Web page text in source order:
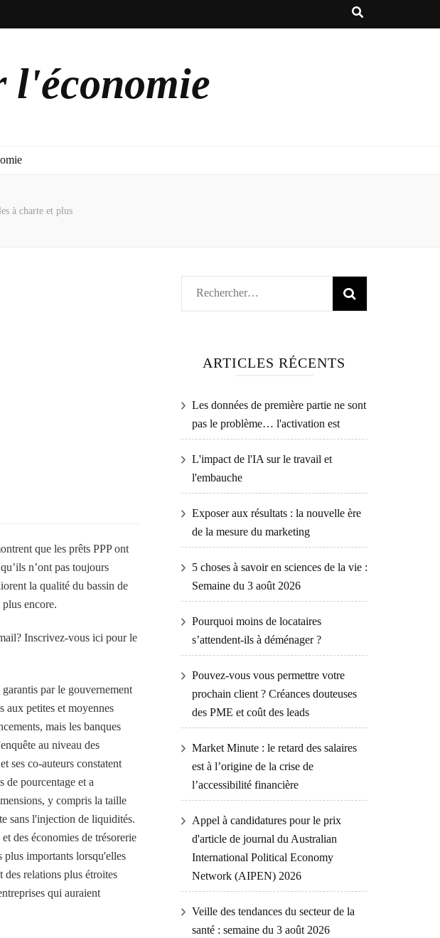
l'économie
à charte et plus
que les prêts PPP ont
n’ont pas toujours
la qualité du bassin de
encore.
Inscrivez-vous ici pour le
par le gouvernement
aux petites et moyennes
mais les banques
au niveau des
ses co-auteurs constatent
de pourcentage et a
y compris la taille
sans l'injection de liquidités.
des économies de trésorerie
plus importants lorsqu'elles
des relations plus étroites
qui auraient
Rechercher :
ARTICLES RÉCENTS
Les données de première partie ne sont
pas le problème… l'activation est
L'impact de l'IA sur le travail et
l'embauche
Exposer aux résultats : la nouvelle ère
de la mesure du marketing
5 choses à savoir en sciences de la vie :
Semaine du 3 août 2026
Pourquoi moins de locataires
s’attendent-ils à déménager ?
Pouvez-vous vous permettre votre
prochain client ? Créances douteuses
des PME et coût des leads
Market Minute : le retard des salaires
est à l’origine de la crise de
l’accessibilité financière
Appel à candidatures pour le prix
d'article de journal du Australian
International Political Economy
Network (AIPEN) 2026
Veille des tendances du secteur de la
santé : semaine du 3 août 2026